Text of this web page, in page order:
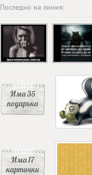
Последно на линия:
Има 35
подаръка
Има 17
картички